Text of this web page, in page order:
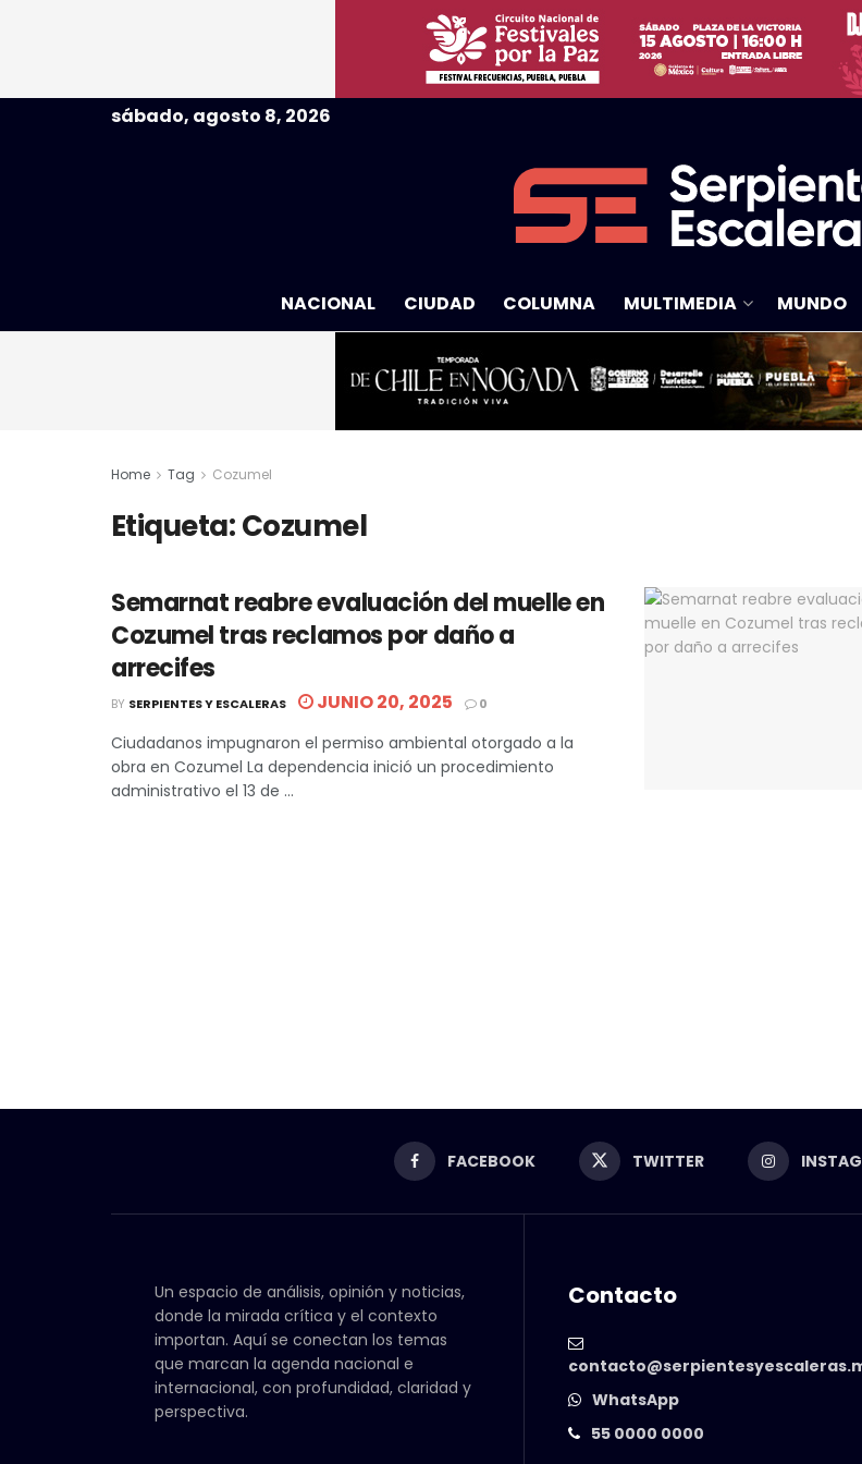
sábado, agosto 8, 2026
NACIONAL CIUDAD COLUMNA MULTIMEDIA MUNDO
Home Tag Cozumel
Etiqueta:Cozumel
Semarnat reabre evaluación del muelle en
Cozumel tras reclamos por daño a
arrecifes
BY SERPIENTES Y ESCALERAS JUNIO 20, 2025 0
Ciudadanos impugnaron el permiso ambiental otorgado a la
obra en Cozumel La dependencia inició un procedimiento
administrativo el 13 de ...
FACEBOOK TWITTER
Un espacio de análisis, opinión y noticias,
donde la mirada crítica y el contexto
importan. Aquí se conectan los temas
que marcan la agenda nacional e
internacional, con profundidad, claridad y
perspectiva.
Contacto
WhatsApp
55 0000 0000